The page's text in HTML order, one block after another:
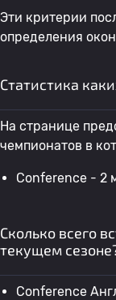
Эти критерии
определения
Статистика
На странице
чемпионатов в
Conference - 2
Сколько всего
текущем
Conference